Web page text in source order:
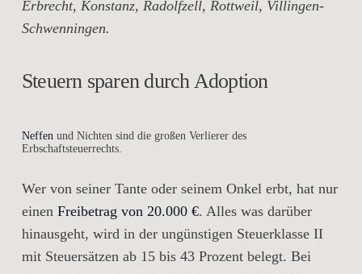
Erbrecht, Konstanz, Radolfzell, Rottweil, Villingen-
Schwenningen.
Steuern sparen durch Adoption
Neffen und Nichten sind die großen Verlierer des
Erbschaftsteuerrechts.
Wer von seiner Tante oder seinem Onkel erbt, hat nur
einen Freibetrag von 20.000 €. Alles was darüber
hinausgeht, wird in der ungünstigen Steuerklasse II
mit Steuersätzen ab 15 bis 43 Prozent belegt. Bei